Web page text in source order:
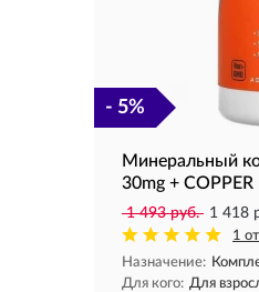
- 5%
Минеральный
30mg + COPPER
1 493 руб. 1 418
1
Назначение:
Для кого: Для